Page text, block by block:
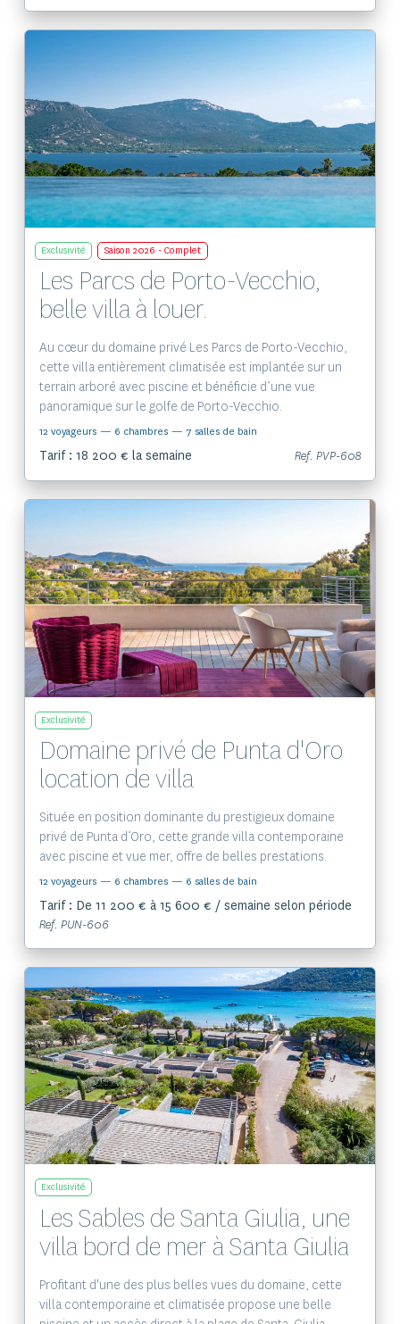
Voir le bien
Exclusivité Saison 2026 - Complet
Les Parcs de Porto-Vecchio,
belle villa à louer.
Au cœur du domaine privé Les Parcs de Porto-Vecchio,
cette villa entièrement climatisée est implantée sur un
terrain arboré avec piscine et bénéficie d’une vue
panoramique sur le golfe de Porto-Vecchio.
12 voyageurs — 6 chambres — 7 salles de bain
Tarif : 18 200 € la semaine Ref. PVP-608
Voir le bien
Exclusivité
Domaine privé de Punta d'Oro
location de villa
Située en position dominante du prestigieux domaine
privé de Punta d’Oro, cette grande villa contemporaine
avec piscine et vue mer, offre de belles prestations.
12 voyageurs — 6 chambres — 6 salles de bain
Tarif : De 11 200 € à 15 600 € / semaine selon période
Ref. PUN-606
Voir le bien
Exclusivité
Les Sables de Santa Giulia, une
villa bord de mer à Santa Giulia
Profitant d'une des plus belles vues du domaine, cette
villa contemporaine et climatisée propose une belle